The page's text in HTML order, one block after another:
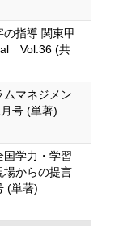
指導 関東甲
Vol.36 (共
ムマネジメン
号 (単著)
国学力・学習
からの提言
(単著)